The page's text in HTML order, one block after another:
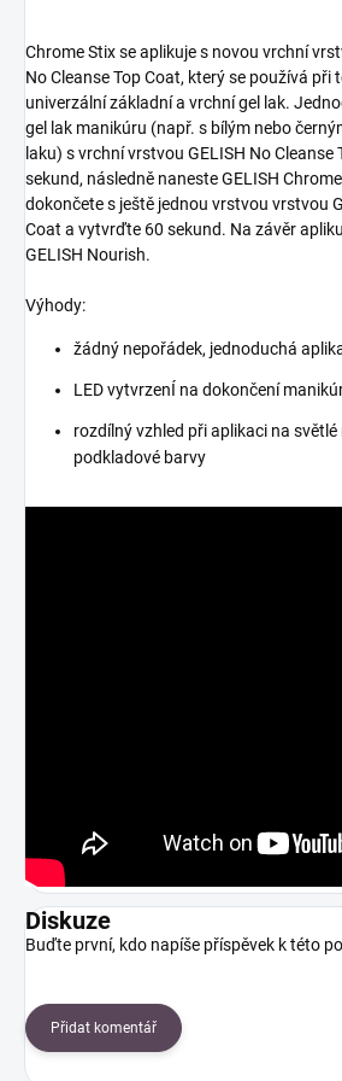
Chrome Stix se aplikuje s novou vrchní
No Cleanse Top Coat, který se používá při
univerzální základní a vrchní gel lak.
gel lak manikúru (např. s ​​bílým nebo
laku) s vrchní vrstvou GELISH No
sekund, následně naneste GELISH
dokončete s ještě jednou vrstvou vrstvou
Coat a vytvrďte 60 sekund. Na závěr
GELISH Nourish.
Výhody:
žádný nepořádek, jednoduchá
LED vytvrzenÍ na dokončení
rozdílný vzhled při aplikaci na
podkladové barvy
Diskuze
Buďte první, kdo napíše příspěvek k této
Přidat komentář